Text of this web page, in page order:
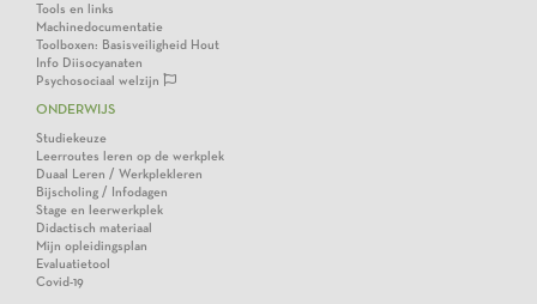
Tools en links
Machinedocumentatie
Toolboxen: Basisveiligheid Hout
Info Diisocyanaten
Psychosociaal welzijn
ONDERWIJS
Studiekeuze
Leerroutes leren op de werkplek
Duaal Leren / Werkplekleren
Bijscholing / Infodagen
Stage en leerwerkplek
Didactisch materiaal
Mijn opleidingsplan
Evaluatietool
Covid-19